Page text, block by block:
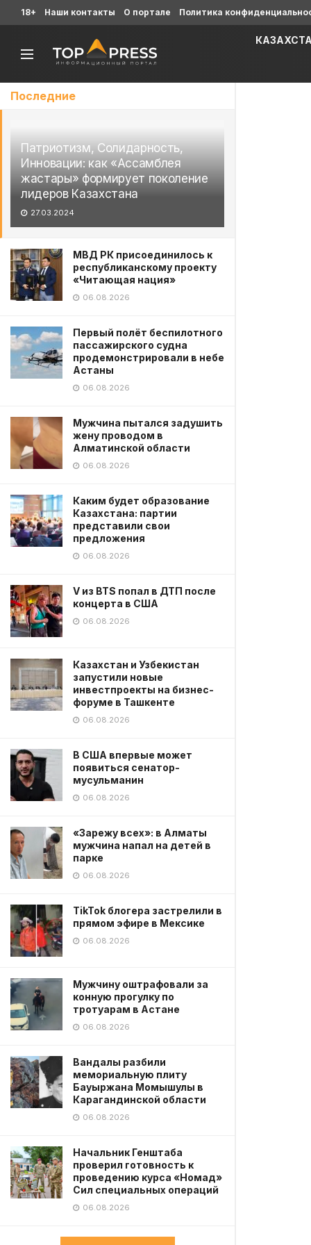
Последние
Патриотизм, Солидарность,
Инновации: как «Ассамблея
жастары» формирует поколение
лидеров Казахстана
27.03.2024
МВД РК присоединилось к
республиканскому проекту
«Читающая нация»
06.08.2026
Первый полёт беспилотного
пассажирского судна
продемонстрировали в небе
Астаны
06.08.2026
Мужчина пытался задушить
жену проводом в
Алматинской области
06.08.2026
Каким будет образование
Казахстана: партии
представили свои
предложения
06.08.2026
V из BTS попал в ДТП после
концерта в США
06.08.2026
Казахстан и Узбекистан
запустили новые
инвестпроекты на бизнес-
форуме в Ташкенте
06.08.2026
В США впервые может
появиться сенатор-
мусульманин
06.08.2026
«Зарежу всех»: в Алматы
мужчина напал на детей в
парке
06.08.2026
TikTok блогера застрелили в
прямом эфире в Мексике
06.08.2026
Мужчину оштрафовали за
конную прогулку по
тротуарам в Астане
06.08.2026
Вандалы разбили
мемориальную плиту
Бауыржана Момышулы в
Карагандинской области
06.08.2026
Начальник Генштаба
проверил готовность к
проведению курса «Номад»
Сил специальных операций
06.08.2026
18+ Наши контакты О портале Политика